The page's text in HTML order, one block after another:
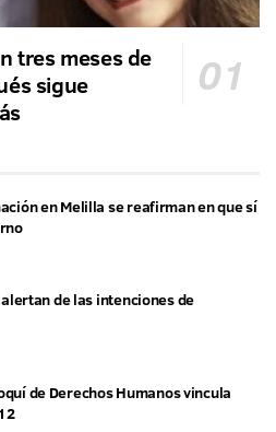
tres meses de
sigue
en Melilla se reafirman en que sí
de las intenciones de
de Derechos Humanos vincula